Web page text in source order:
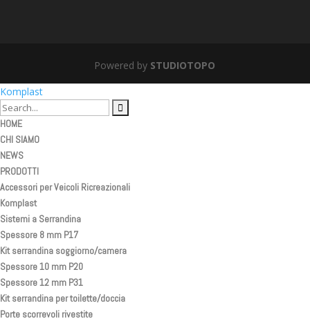
Powered by STUDIOTOPO
Komplast
HOME
CHI SIAMO
NEWS
PRODOTTI
Accessori per Veicoli Ricreazionali
Komplast
Sistemi a Serrandina
Spessore 8 mm P17
Kit serrandina soggiorno/camera
Spessore 10 mm P20
Spessore 12 mm P31
Kit serrandina per toilette/doccia
Porte scorrevoli rivestite